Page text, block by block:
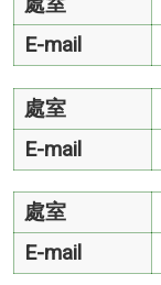
E-mail
處室
E-mail
處室
E-mail